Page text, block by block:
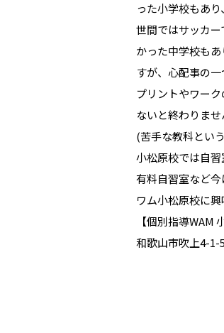
った小学校もあり
世間ではサッカ
かった中学校も
すが、心配事の
プリントやワー
ないと終わりま
(苦手な教科とい
小松原校では自
有料自習室など
ワム小松原校に
【個別指導WAM
和歌山市吹上4-1-